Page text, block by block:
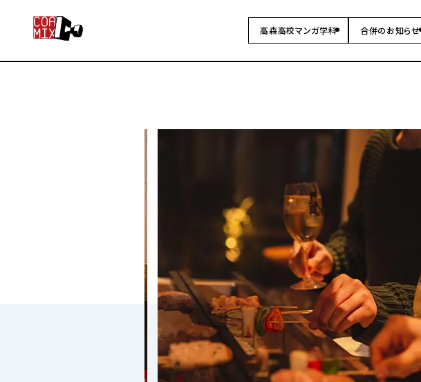
高森高校マンガ学科 合併のお知らせ